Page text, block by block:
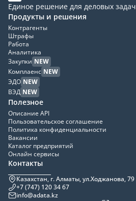
Единое решение для деловых задач
Продукты и решения
Контрагенты
Штрафы
Работа
Аналитика
Закупки NEW
Комплаенс NEW
ЭДО NEW
ВЭД NEW
Полезное
Описание API
Пользовательское соглашение
Политика конфиденциальности
Вакансии
Каталог предприятий
Онлайн сервисы
Контакты
Казахстан, г. Алматы, ул.Ходжанова, 79
+7 (747) 120 34 67
info@adata.kz